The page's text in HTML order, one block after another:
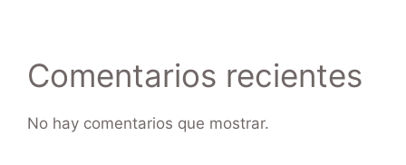
Comentarios recientes
No hay comentarios que mostrar.